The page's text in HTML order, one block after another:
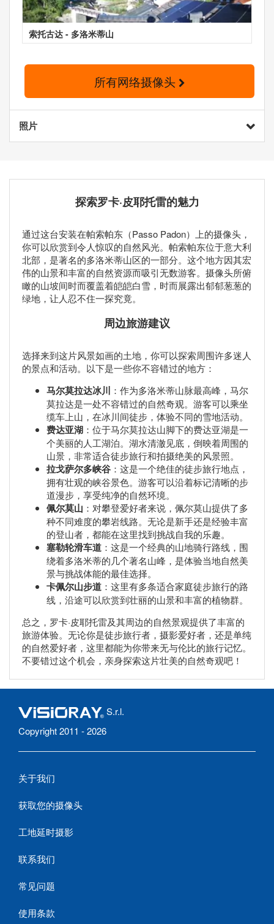
索托古达 - 多洛米蒂山
所有网络摄像头
照片
探索罗卡·皮耶托雷的魅力
通过这台安装在帕索帕东（Passo Padon）上的摄像头，
你可以欣赏到令人惊叹的自然风光。帕索帕东位于意大利
北部，是著名的多洛米蒂山区的一部分。这个地方因其宏
伟的山景和丰富的自然资源而吸引无数游客。摄像头所俯
瞰的山坡间时而覆盖着皑皑白雪，时而展露出郁郁葱葱的
绿地，让人忍不住一探究竟。
周边旅游建议
选择来到这片风景如画的土地，你可以探索周围许多迷人
的景点和活动。以下是一些你不容错过的地方：
马尔莫拉达冰川 ：作为多洛米蒂山脉最高峰，马尔
莫拉达是一处不容错过的自然奇观。游客可以乘坐
缆车上山，在冰川间徒步，体验不同的雪地活动。
费达亚湖 ：位于马尔莫拉达山脚下的费达亚湖是一
个美丽的人工湖泊。湖水清澈见底，倒映着周围的
山景，非常适合徒步旅行和拍摄绝美的风景照。
拉戈萨尔多峡谷 ：这是一个绝佳的徒步旅行地点，
拥有壮观的峡谷景色。游客可以沿着标记清晰的步
道漫步，享受纯净的自然环境。
佩尔莫山 ：对攀登爱好者来说，佩尔莫山提供了多
种不同难度的攀岩线路。无论是新手还是经验丰富
的登山者，都能在这里找到挑战自我的乐趣。
塞勒轮滑车道 ：这是一个经典的山地骑行路线，围
绕着多洛米蒂的几个著名山峰，是体验当地自然美
景与挑战体能的最佳选择。
卡佩尔山步道 ：这里有多条适合家庭徒步旅行的路
线，沿途可以欣赏到壮丽的山景和丰富的植物群。
总之，罗卡·皮耶托雷及其周边的自然景观提供了丰富的
旅游体验。无论你是徒步旅行者，摄影爱好者，还是单纯
的自然爱好者，这里都能为你带来无与伦比的旅行记忆。
不要错过这个机会，亲身探索这片壮美的自然奇观吧！
S.r.l.
Copyright 2011 - 2026
关于我们
获取您的摄像头
工地延时摄影
联系我们
常见问题
使用条款